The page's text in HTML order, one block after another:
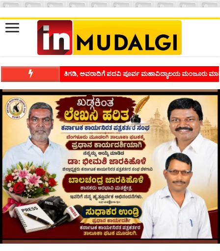
ಶಿವಾಪುರದಲ್ಲಿ ಕವಿಗೋಷ್ಠಿಯ ಸಂಭ್ರಮ ಭಾವನೆಗಳನ್ನು ಕಟ್ಟಿಕೊಡುವ